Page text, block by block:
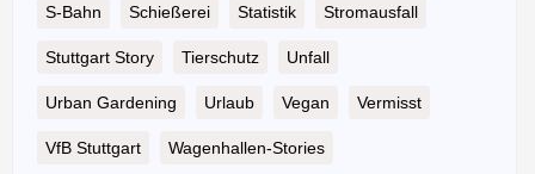
S-Bahn Schießerei Statistik Stromausfall
Stuttgart Story Tierschutz Unfall
Urban Gardening Urlaub Vegan Vermisst
VfB Stuttgart Wagenhallen-Stories